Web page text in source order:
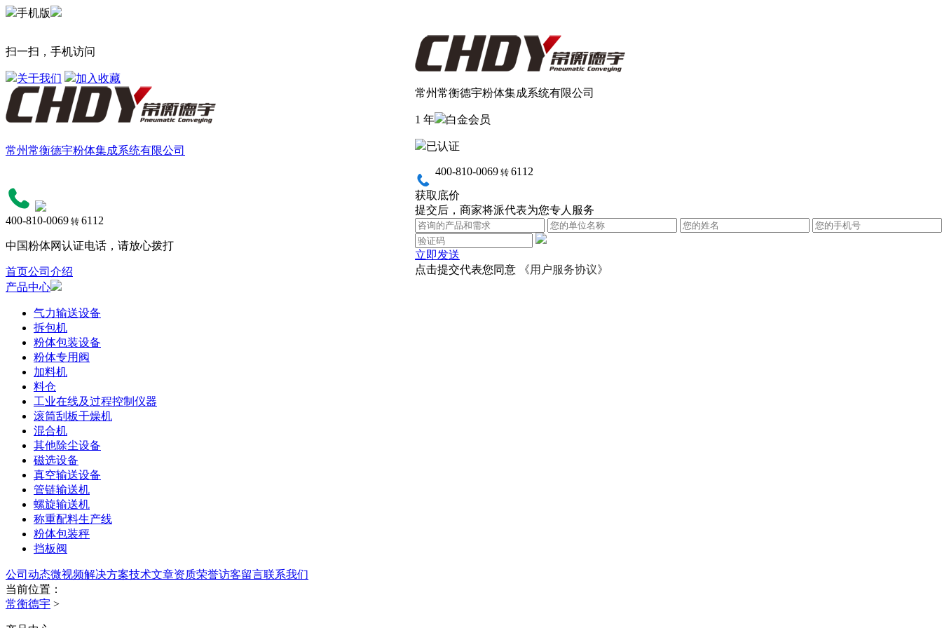
手机版
扫一扫，手机访问
关于我们 加入收藏
常州常衡德宇粉体集成系统有限公司
400-810-0069 转 6112
中国粉体网认证电话，请放心拨打
首页公司介绍
产品中心
气力输送设备
拆包机
粉体包装设备
粉体专用阀
加料机
料仓
工业在线及过程控制仪器
滚筒刮板干燥机
混合机
其他除尘设备
磁选设备
真空输送设备
管链输送机
螺旋输送机
称重配料生产线
粉体包装秤
挡板阀
公司动态微视频解决方案技术文章资质荣誉访客留言联系我们
常州常衡德宇粉体集成系统有限公司
1 年 白金会员
已认证
400-810-0069 转 6112
获取底价
提交后，商家将派代表为您专人服务
立即发送
点击提交代表您同意
《用户服务协议》
当前位置：
常衡德宇 >